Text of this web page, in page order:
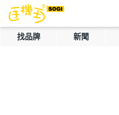
找品牌 新聞